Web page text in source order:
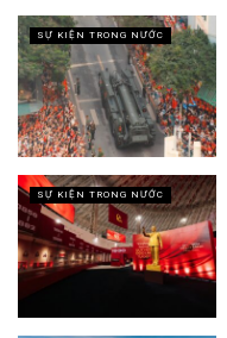
SỰ KIỆN TRONG NƯỚC
SỰ KIỆN TRONG NƯỚC